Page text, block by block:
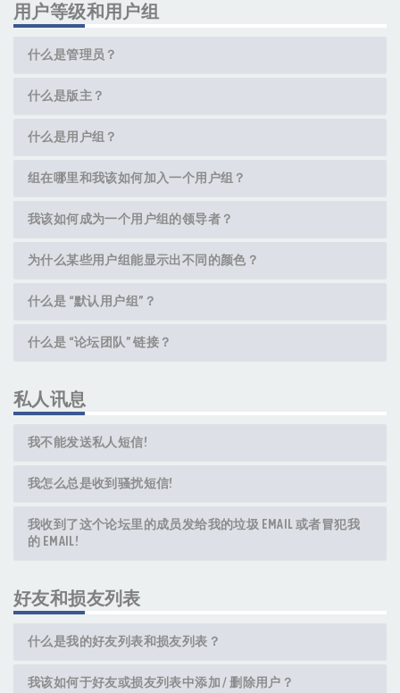
用户等级和用户组
什么是管理员？
什么是版主？
什么是用户组？
组在哪里和我该如何加入一个用户组？
我该如何成为一个用户组的领导者？
为什么某些用户组能显示出不同的颜色？
什么是 “默认用户组”？
什么是 “论坛团队” 链接？
私人讯息
我不能发送私人短信!
我怎么总是收到骚扰短信!
我收到了这个论坛里的成员发给我的垃圾 EMAIL 或者冒犯我
的 EMAIL!
好友和损友列表
什么是我的好友列表和损友列表？
我该如何于好友或损友列表中添加 / 删除用户？